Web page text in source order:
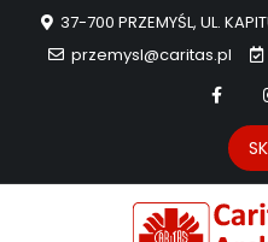
37-700 PRZEMYŚL, UL.
przemysl@caritas.pl